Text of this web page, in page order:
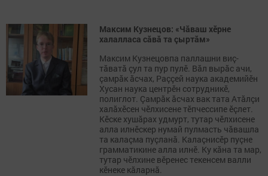
Максим Кузнецов: «Чăваш хӗрне
халалласа сăвă та çыртăм»
Максим Кузнецовпа паллашни виç-
тăватă çул та пур пулӗ. Вăл вырăс ачи,
çамрăк ăсчах, Раççей наука академийӗн
Хусан наука центрӗн сотрудникӗ,
полиглот. Çамрăк ăсчах вак тата Атăлçи
халăхӗсен чӗлхисене тӗпчессипе ӗçлет.
Кӗске хушăрах удмурт, тутар чӗлхисене
алла илнӗскер нумай пулмасть чăвашла
та калаçма пуçланă. Калаçнисӗр пуçне
грамматикине алла илнӗ. Ку кăна та мар,
тутар чӗлхине вӗренес текенсем валли
кӗнеке кăларнă.